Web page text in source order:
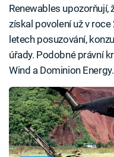
Renewables upozorňují,
získal povolení už v
letech posuzování,
úřady. Podobné právní
Wind a Dominion Energy.